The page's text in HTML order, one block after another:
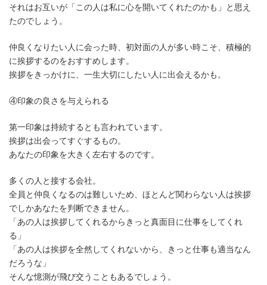
それはお互いが「この人は私に心を開いてくれたのかも」と思え
たのでしょう。
仲良くなりたい人に会った時、初対面の人が多い時こそ、積極的
に挨拶するのをおすすめします。
挨拶をきっかけに、一生大切にしたい人に出会えるかも。
④印象の良さを与えられる
第一印象は持続するとも言われています。
挨拶は出会ってすぐするもの。
あなたの印象を大きく左右するのです。
多くの人と接する会社。
全員と仲良くなるのは難しいため、ほとんど関わらない人は挨拶
でしかあなたを判断できません。
「あの人は挨拶してくれるからきっと真面目に仕事をしてくれ
る」
「あの人は挨拶を全然してくれないから、きっと仕事も適当なん
だろうな」
そんな憶測が飛び交うこともあるでしょう。